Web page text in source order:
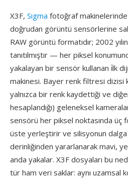
X3F, Sigma fotoğraf makinelerinde
doğrudan görüntü sensörlerine
RAW görüntü formatıdır; 2002
tanıtılmıştır — her piksel
yakalayan bir sensör kullanan i̇lk
makinesi. Bayer renk filtresi dizisi
yalnızca bir renk kaydettiği ve
hesaplandığı) geleneksel
sensörü her piksel noktasında üç
üste yerleştirir ve silisyonun dalga
derinliğinden yararlanarak mavi, yeşil
anda yakalar. X3F dosyaları bu
tür ham veri saklar: aynı uzamsal